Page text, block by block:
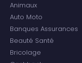
Animaux
Auto Moto
Banques Assurances
Beauté Santé
Bricolage